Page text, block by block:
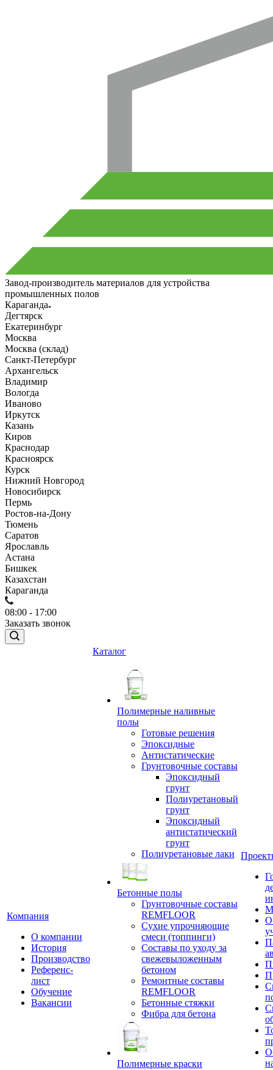
Завод-производитель материалов для устройства
промышленных полов
Караганда
Дегтярск
Екатеринбург
Москва
Москва (склад)
Санкт-Петербург
Архангельск
Владимир
Вологда
Иваново
Иркутск
Казань
Киров
Краснодар
Красноярск
Курск
Нижний Новгород
Новосибирск
Пермь
Ростов-на-Дону
Тюмень
Саратов
Ярославль
Астана
Бишкек
Казахстан
Караганда
08:00 - 17:00
Заказать звонок
Компания
О компании
История
Производство
Референс-
лист
Обучение
Вакансии
Каталог
Полимерные наливные
полы
Готовые решения
Эпоксидные
Антистатические
Грунтовочные составы
Эпоксидный
грунт
Полиуретановый
грунт
Эпоксидный
антистатический
грунт
Полиуретановые лаки
Бетонные полы
Грунтовочные составы
REMFLOOR
Сухие упрочняющие
смеси (топпинги)
Составы по уходу за
свежевыложенным
бетоном
Ремонтные составы
REMFLOOR
Бетонные стяжки
Фибра для бетона
Полимерные краски